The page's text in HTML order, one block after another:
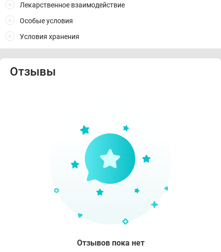
Лекарственное взаимодействие
Особые условия
Условия хранения
Отзывы
Отзывов пока нет